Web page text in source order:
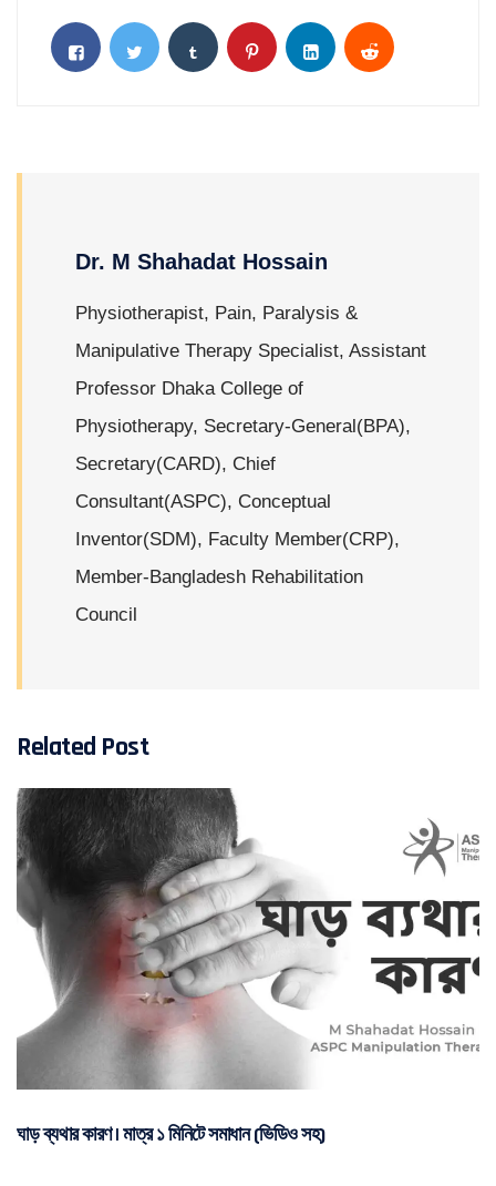
Dr. M Shahadat Hossain
Physiotherapist, Pain, Paralysis &
Manipulative Therapy Specialist, Assistant
Professor Dhaka College of
Physiotherapy, Secretary-General(BPA),
Secretary(CARD), Chief
Consultant(ASPC), Conceptual
Inventor(SDM), Faculty Member(CRP),
Member-Bangladesh Rehabilitation
Council
Related Post
ঘাড় ব্যথার কারণ | মাত্র ১ মিনিটে সমাধান (ভিডিও সহ)